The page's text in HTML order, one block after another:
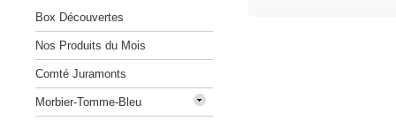
Box Découvertes
Nos Produits du Mois
Comté Juramonts
Morbier-Tomme-Bleu